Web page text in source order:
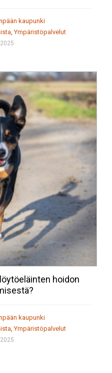
kaupunki
,Ympäristöpalvelut
hoidon
kaupunki
,Ympäristöpalvelut